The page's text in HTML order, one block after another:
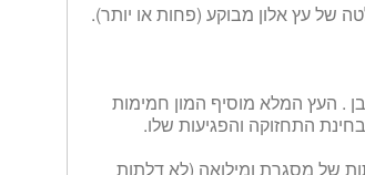
של עץ אלון מבוקע (פחות או יותר).
. העץ המלא מוסיף המון חמימות
התחזוקה והפגיעות שלו.
של מסגרת ומילואה (לא דלתות